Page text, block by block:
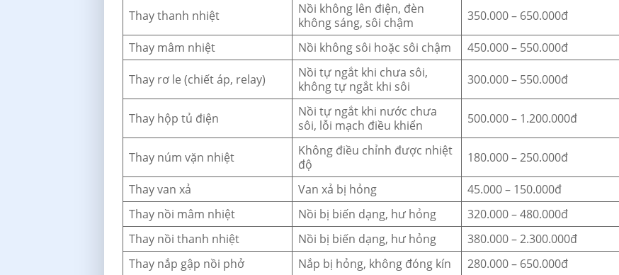
Thay thanh nhiệt
Nồi không lên điện, đèn
không sáng, sôi chậm
350.000 – 650.000đ
Thay mâm nhiệt Nồi không sôi hoặc sôi chậm 450.000 – 550.000đ
Thay rơ le (chiết áp, relay)
Nồi tự ngắt khi chưa sôi,
không tự ngắt khi sôi
300.000 – 550.000đ
Thay hộp tủ điện
Nồi tự ngắt khi nước chưa
sôi, lỗi mạch điều khiển
500.000 – 1.200.000đ
Thay núm vặn nhiệt
Không điều chỉnh được nhiệt
độ
180.000 – 250.000đ
Thay van xả Van xả bị hỏng
45.000 – 150.000đ
Thay nồi mâm nhiệt
Nồi bị biến dạng, hư hỏng
320.000 – 480.000đ
Thay nồi thanh nhiệt
Nồi bị biến dạng, hư hỏng
380.000 – 2.300.000đ
Thay nắp gập nồi phở
Nắp bị hỏng, không đóng kín
280.000 – 650.000đ